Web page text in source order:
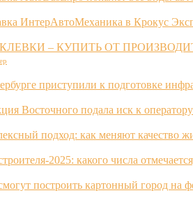
ИнтерАвтоМеханика в Крокус
– КУПИТЬ ОТ
приступили к подготовке
Восточного подала иск к
подход: как меняют качество
2025: какого числа
построить картонный город на